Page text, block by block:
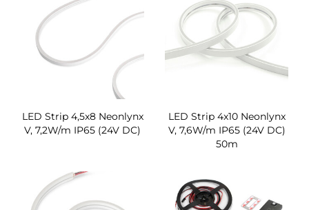
LED Strip 4,5x8 Neonlynx
V, 7,2W/m IP65 (24V DC)
LED Strip 4x10 Neonlynx
V, 7,6W/m IP65 (24V DC)
50m